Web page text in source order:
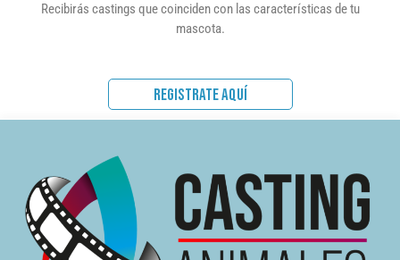
Recibirás castings que coinciden con las características de tu
mascota.
REGISTRATE AQUÍ